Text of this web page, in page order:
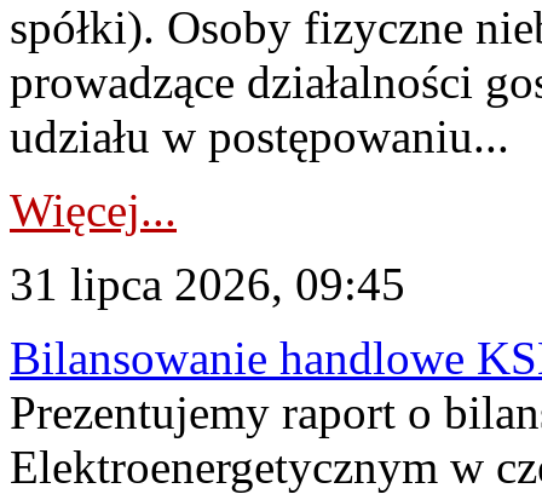
spółki). Osoby fizyczne
prowadzące działalności
udziału w postępowaniu...
Więcej...
31 lipca 2026, 09:45
Bilansowanie handlowe
Prezentujemy raport o
Elektroenergetycznym w